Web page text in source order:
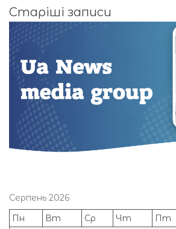
Навігація
за
Старіші записи
Серпень 2026
Пн
Вт Ср Чт Пт